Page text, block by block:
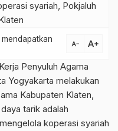
text_decrease text_increase
Penyuluh Agama
Yogyakarta melakukan
Kabupaten Klaten,
tarik adalah
koperasi syariah